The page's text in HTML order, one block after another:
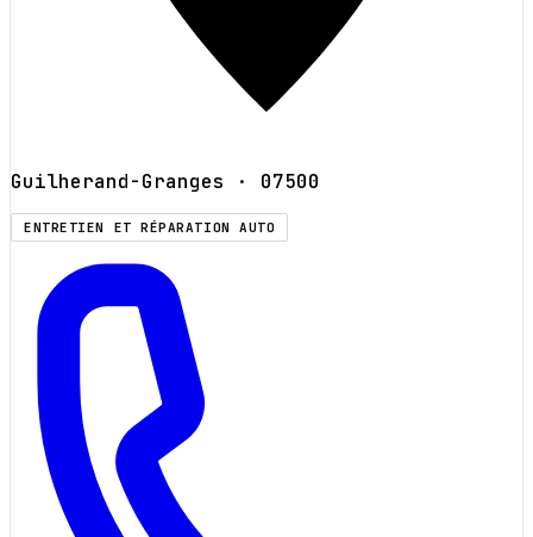
Guilherand-Granges · 07500
ENTRETIEN ET RÉPARATION AUTO